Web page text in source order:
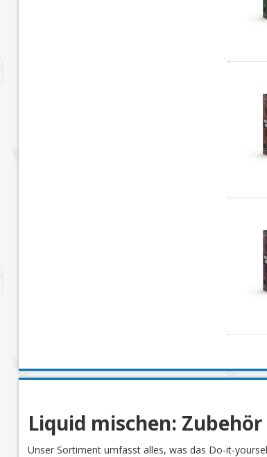
Liquid mischen:
Unser Sortiment umfasst alles, was das Do-it-